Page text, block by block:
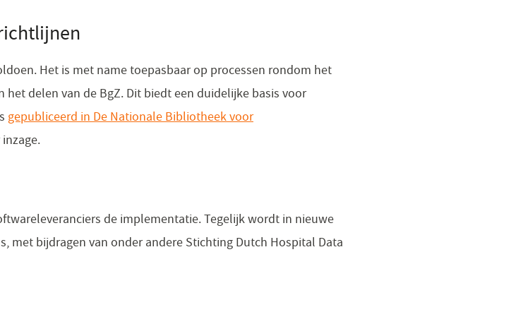
Het is met name toepasbaar op processen rondom het
het delen van de BgZ. Dit biedt een duidelijke basis voor
gepubliceerd in De Nationale Bibliotheek voor
de implementatie. Tegelijk wordt in nieuwe
met bijdragen van onder andere Stichting Dutch Hospital Data